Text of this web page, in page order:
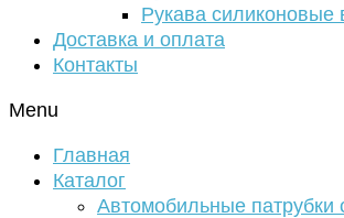
Рукава силиконовые
Доставка и оплата
Контакты
Menu
Главная
Каталог
Автомобильные патрубки